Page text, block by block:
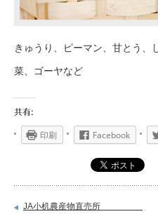
きゅうり、ピーマン、甘とう、
菜、ゴーヤなど
共有:
印刷 Facebook
JA小机農産物直売所